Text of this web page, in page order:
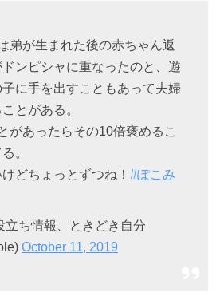
弟が生まれた後の赤ちゃん返
ンピシャに重なったのと、遊
に手を出すこともあって夫婦
とがある。
があったらその10倍褒めるこ
。
どちょっとずつね！ #ぽこみ
ち情報、ときどき自分
October 11, 2019